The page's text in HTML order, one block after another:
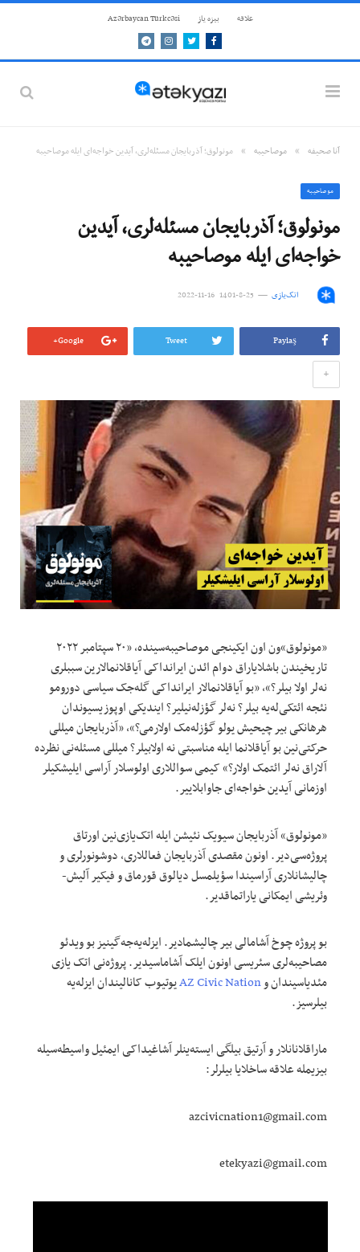
علاقه بيزه ياز Azərbaycan Türkcəsi
Facebook
Twitter
Instagram
Telegram
آنا صحيفه » موصاحيبه » مونولوق؛ آذربایجان مسئله‌لری، آیدین خواجه‌ای ایله موصاحیبه
موصاحيبه
مونولوق؛ آذربایجان مسئله‌لری، آیدین
خواجه‌ای ایله موصاحیبه
اتک‌یازی 25-8-1401 16-11-2022
Paylaş
Tweet
Google+
+
«مونولوق»ون اون ایکینجی موصاحیبه‌سینده، «۲۰ سپتامبر ۲۰۲۲
تاریخیندن باشلایاراق دوام ائدن ایرانداکی آیاقلانمالارین سببلری
نه‌لر اولا بیلر؟»، «بو آیاقلانمالار ایرانداکی گله‌جک سیاسی دورومو
نئجه ائتکی‌له‌یه ‌بیلر؟ نه‌لر گؤزله‌نیلیر؟ ایندیکی اوپوزیسیوندان
هرهانکی بیر چیحیش یولو گؤزله‌مک اولارمی؟»، «آذربایجان میللی
حرکتی‌نین بو آیاقلانما ایله مناسبتی نه اولابیلر؟ میللی مسئله‌نی نظرده
آلاراق نه‌لر ائتمک اولار؟» کیمی سواللاری اولوسلار آراسی ایلیشکیلر
اوزمانی آیدین خواجه‌ای جاوابلاییر.
«مونولوق» آذربایجان سیویک نئیشن ایله اتک‌یازی‌نین اورتاق
پروژه‌سی‌دیر. اونون مقصدی آذربایجان فعاللاری، دوشونورلری و
چالیشانلاری آراسیندا سؤیلمسل دیالوق قورماق و فیکیر آلیش-
وئریشی ایمکانی یاراتماقدیر.
بو پروژه چوخ آشامالی بیر چالیشمادیر. ایزله‌یه‌جه‌گینیز بو ویدئو
مصاحیبه‌لری سئریسی اونون ایلک آشاماسیدیر. پروژه‌نی اتک یازی
مئدیاسیندان وAZ Civic Nationیوتیوب کانالیندان ایزله‌یه
بیلرسیز.
ماراقلانانلار و آرتیق بیلگی ایسته‌ینلر آشاغیداکی ایمئیل واسیطه‌سیله
بیزیمله علاقه ساخلایا بیلرلر:
azcivicnation1@gmail.com
etekyazi@gmail.com